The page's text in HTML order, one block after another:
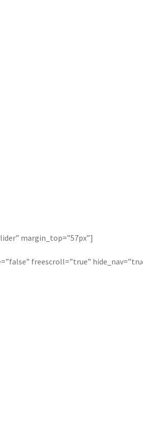
margin_top=”57px”]
freescroll=”true”